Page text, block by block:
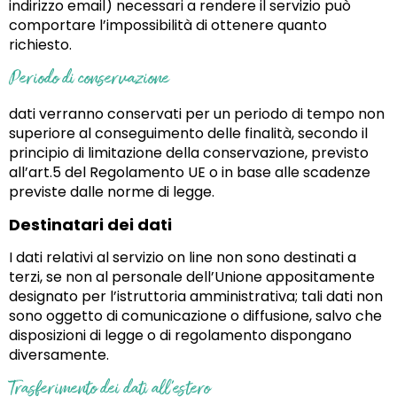
indirizzo email) necessari a rendere il servizio può
comportare l’impossibilità di ottenere quanto
richiesto.
Periodo di conservazione
dati verranno conservati per un periodo di tempo non
superiore al conseguimento delle finalità, secondo il
principio di limitazione della conservazione, previsto
all’art.5 del Regolamento UE o in base alle scadenze
previste dalle norme di legge.
Destinatari dei dati
I dati relativi al servizio on line non sono destinati a
terzi, se non al personale dell’Unione appositamente
designato per l’istruttoria amministrativa; tali dati non
sono oggetto di comunicazione o diffusione, salvo che
disposizioni di legge o di regolamento dispongano
diversamente.
Trasferimento dei dati all’estero